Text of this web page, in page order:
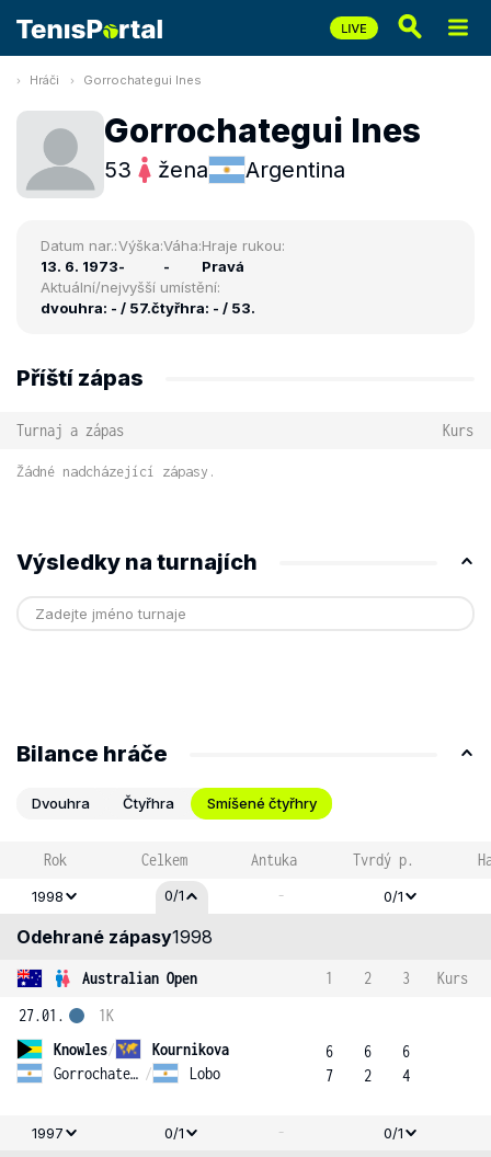
Hráči Gorrochategui Ines
Gorrochategui Ines
53 žena Argentina
Datum nar.:
13. 6. 1973
Výška:
-
Váha:
-
Hraje rukou:
Pravá
Aktuální/nejvyšší umístění:
dvouhra: - / 57.čtyřhra: - / 53.
Příští zápas
Turnaj a zápas Kurs
Žádné nadcházející zápasy.
Výsledky na turnajích
Bilance hráče
Dvouhra Čtyřhra Smíšené čtyřhry
Rok Celkem Antuka Tvrdý p.
1998 0/1 - 0/1
Odehrané zápasy1998
Australian Open 1 2 3
Kurs
27.01.
Knowles/
Kournikova
Gorrochategui / Lobo
1K
6
7
6
2
6
4
1997 0/1 - 0/1